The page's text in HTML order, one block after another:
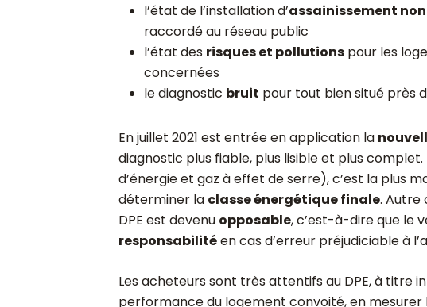
l’état de l’installation d’assainissement
raccordé au réseau public
l’état des risques et pollutions pour les
concernées
le diagnostic bruit pour tout bien situé près
En juillet 2021 est entrée en application la
diagnostic plus fiable, plus lisible et plus
d’énergie et gaz à effet de serre), c’est la plus
déterminer la classe énergétique finale. Autre
DPE est devenu opposable, c’est-à-dire que le
responsabilitéen cas d’erreur préjudiciable à
Les acheteurs sont très attentifs au DPE, à titre
performance du logement convoité, en mesurer